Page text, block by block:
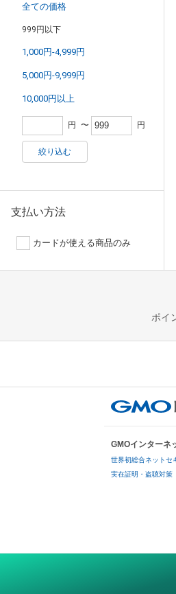
全ての価格
999円以下
1,000円-4,999円
5,000円-9,999円
10,000円以上
円 〜 円
絞り込む
支払い方法
カードが使える商品のみ
ポイ
GMOインターネ
世界初総合ネットセ
実在証明・盗聴対策